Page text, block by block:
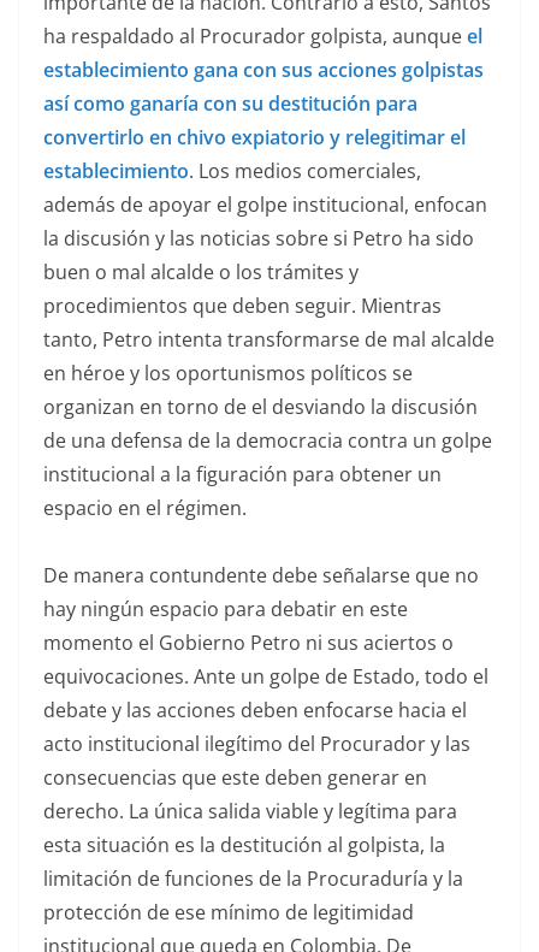
ha respaldado al Procurador golpista, aunqueel
establecimiento gana con sus acciones golpistas
así como ganaría con su destitución para
convertirlo en chivo expiatorio y relegitimar el
establecimiento. Los medios comerciales,
además de apoyar el golpe institucional, enfocan
la discusión y las noticias sobre si Petro ha sido
buen o mal alcalde o los trámites y
procedimientos que deben seguir. Mientras
tanto, Petro intenta transformarse de mal alcalde
en héroe y los oportunismos políticos se
organizan en torno de el desviando la discusión
de una defensa de la democracia contra un golpe
institucional a la figuración para obtener un
espacio en el régimen.
De manera contundente debe señalarse que no
hay ningún espacio para debatir en este
momento el Gobierno Petro ni sus aciertos o
equivocaciones. Ante un golpe de Estado, todo el
debate y las acciones deben enfocarse hacia el
acto institucional ilegítimo del Procurador y las
consecuencias que este deben generar en
derecho. La única salida viable y legítima para
esta situación es la destitución al golpista, la
limitación de funciones de la Procuraduría y la
protección de ese mínimo de legitimidad
institucional que queda en Colombia. De